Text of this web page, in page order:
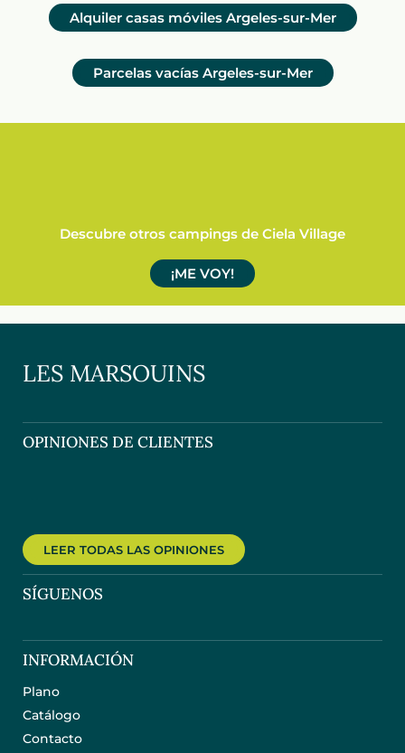
Alquiler casas móviles Argeles-sur-Mer
Parcelas vacías Argeles-sur-Mer
Descubre otros campings de Ciela Village
¡ME VOY!
LES MARSOUINS
OPINIONES DE CLIENTES
LEER TODAS LAS OPINIONES
SÍGUENOS
INFORMACIÓN
Plano
Catálogo
Contacto